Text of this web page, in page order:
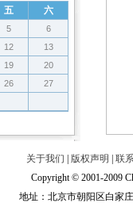
五 六
5
6
12
13
19
20
26
27
关于我们 版权声明
联
Copyright © 2001-2009
地址：北京市朝阳区白家